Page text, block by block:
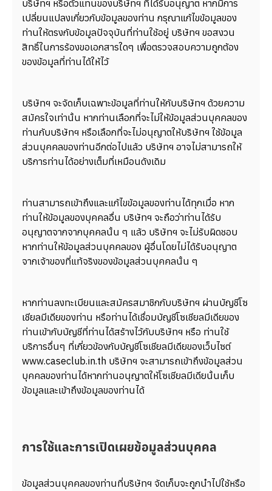
บริษัทฯ หรือตัวแทนของบริษัทฯ ที่ได้รับอนุญาต หากมีการ
เปลี่ยนแปลงเกี่ยวกับข้อมูลของท่าน กรุณาแก้ไขข้อมูลของ
ท่านให้ตรงกับข้อมูลปัจจุบันที่ท่านใช้อยู่ บริษัทฯ ขอสงวน
สิทธิ์ในการร้องขอเอกสารใดๆ เพื่อตรวจสอบความถูกต้อง
ของข้อมูลที่ท่านได้ให้ไว้
บริษัทฯ จะจัดเก็บเฉพาะข้อมูลที่ท่านให้กับบริษัทฯ ด้วยความ
สมัครใจเท่านั้น หากท่านเลือกที่จะไม่ให้ข้อมูลส่วนบุคคลของ
ท่านกับบริษัทฯ หรือเลือกที่จะไม่อนุญาตให้บริษัทฯ ใช้ข้อมูล
ส่วนบุคคลของท่านอีกต่อไปแล้ว บริษัทฯ อาจไม่สามารถให้
บริการท่านได้อย่างเต็มที่เหมือนดังเดิม
ท่านสามารถเข้าถึงและแก้ไขข้อมูลของท่านได้ทุกเมื่อ หาก
ท่านให้ข้อมูลของบุคคลอื่น บริษัทฯ จะถือว่าท่านได้รับ
อนุญาตจากจากบุคคลนั้น ๆ แล้ว บริษัทฯ จะไม่รับผิดชอบ
หากท่านให้ข้อมูลส่วนบุคคลของ ผู้อื่นโดยไม่ได้รับอนุญาต
จากเจ้าของที่แท้จริงของข้อมูลส่วนบุคคลนั้น ๆ
หากท่านลงทะเบียนและสมัครสมาชิกกับบริษัทฯ ผ่านบัญชีโซ
เชียลมีเดียของท่าน หรือท่านได้เชื่อมบัญชีโซเชียลมีเดียของ
ท่านเข้ากับบัญชีที่ท่านได้สร้างไว้กับบริษัทฯ หรือ ท่านใช้
บริการอื่นๆ ที่เกี่ยวข้องกับบัญชีโซเชียลมีเดียของเว็บไซต์
www.caseclub.in.th บริษัทฯ จะสามารถเข้าถึงข้อมูลส่วน
บุคคลของท่านได้หากท่านอนุญาตให้โซเชียลมีเดียนั้นเก็บ
ข้อมูลและเข้าถึงข้อมูลของท่านได้
การใช้และการเปิดเผยข้อมูลส่วนบุคคล
ข้อมูลส่วนบุคคลของท่านที่บริษัทฯ จัดเก็บจะถูกนำไปใช้หรือ